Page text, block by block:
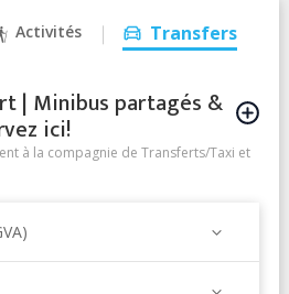
Activités Transfers
| Minibus partagés &
ici!
à la compagnie de Transferts/Taxi et